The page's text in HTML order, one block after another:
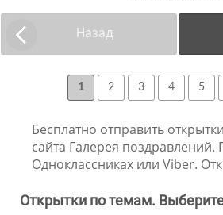
Назад
1 2 3 4 5
Бесплатно отправить
сайта Галерея поздравлений.
Одноклассниках или Viber.
Открытки по темам.